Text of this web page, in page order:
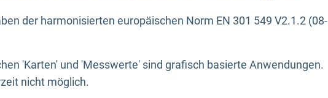
der harmonisierten europäischen Norm EN 301 549 V2.1.2 (08-
'Karten' und 'Messwerte' sind grafisch basierte Anwendungen.
nicht möglich.